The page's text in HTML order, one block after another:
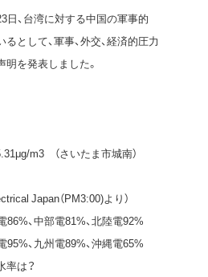
、台湾に対する中国の軍事的
として、軍事、外交、経済的圧力
を発表しました。
m3 （さいたま市城南）
Japan（PM3:00)より）
86%、中部電81%、北陸電92%
95%、九州電89%、沖縄電65%
率は？